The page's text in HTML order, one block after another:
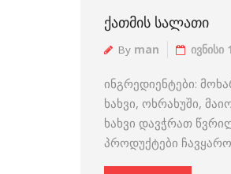
ᲥᲐᲗᲛᲘᲡ ᲡᲐᲚᲐᲗᲘ
By man ივნისი
ინგრედიენტები:
ხახვი, ოხრახუში,
ხახვი დავჭრათ
პროდუქტები